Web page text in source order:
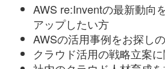
AWS re:Inventの最新動向
アップしたい方
AWSの活用事例をお探し
クラウド活用の戦略立案